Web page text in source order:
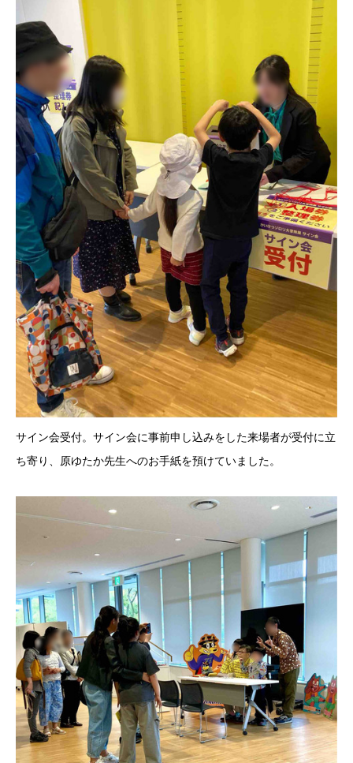
サイン会受付。サイン会に事前申し込みをした来場者が受付に立
ち寄り、原ゆたか先生へのお手紙を預けていました。